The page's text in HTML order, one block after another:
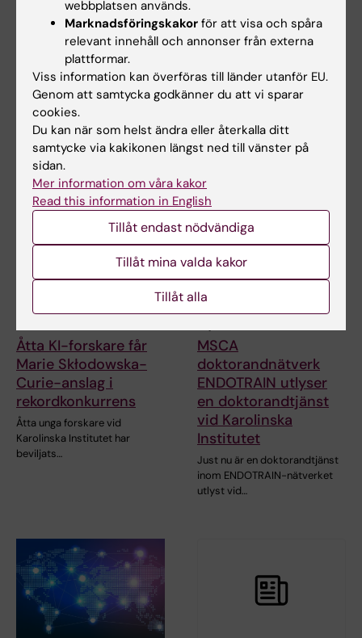
Mer om det här ämnet
NUCLEAR:s webbsida
Relaterade artiklar
Åtta KI-forskare får
Marie Skłodowska-
Curie-anslag i
rekordkonkurrens
Åtta unga forskare vid
Karolinska Institutet har
beviljats…
MSCA
doktorandnätverk
ENDOTRAIN utlyser
en doktorandtjänst
vid Karolinska
Institutet
Just nu är en doktorandtjänst
inom ENDOTRAIN-nätverket
utlyst vid…
webbplatsen används.
Marknadsföringskakor för att visa och spåra
relevant innehåll och annonser från externa
plattformar.
Viss information kan överföras till länder utanför EU.
Genom att samtycka godkänner du att vi sparar
cookies.
Du kan när som helst ändra eller återkalla ditt
samtycke via kakikonen längst ned till vänster på
sidan.
Mer information om våra kakor
Read this information in English
Tillåt endast nödvändiga
Tillåt mina valda kakor
Tillåt alla